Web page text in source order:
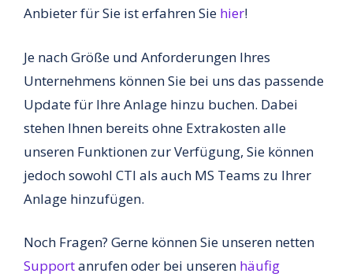
Anbieter für Sie ist erfahren Sie hier!
Je nach Größe und Anforderungen Ihres
Unternehmens können Sie bei uns das passende
Update für Ihre Anlage hinzu buchen. Dabei
stehen Ihnen bereits ohne Extrakosten alle
unseren Funktionen zur Verfügung, Sie können
jedoch sowohl CTI als auch MS Teams zu Ihrer
Anlage hinzufügen.
Noch Fragen? Gerne können Sie unseren netten
Supportanrufen oder bei unseren häufig